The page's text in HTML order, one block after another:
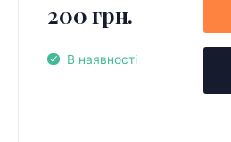
200 грн.
В наявності